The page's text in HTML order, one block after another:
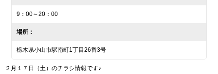
9：00～20：00
場所：
栃木県小山市駅南町1丁目26番3号
２月１７日（土）のチラシ情報です♪